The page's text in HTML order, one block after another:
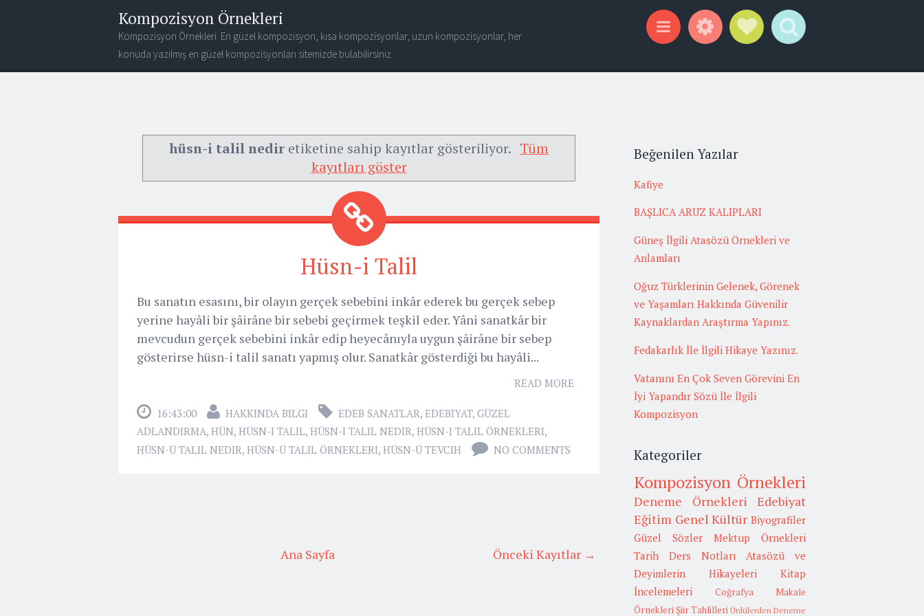
Kompozisyon Örnekleri
Kompozisyon Örnekleri. En güzel kompozisyon, kısa kompozisyonlar, uzun kompozisyonlar, her
konuda yazılmış en güzel kompozisyonları sitemizde bulabilirsiniz.
hüsn-i talil nedir etiketine sahip kayıtlar gösteriliyor. Tüm
kayıtları göster
Hüsn-i Talil
Bu sanatın esasını, bir olayın gerçek sebebini inkâr ederek bu gerçek sebep
yerine hayâli bir şâirâne bir sebebi geçirmek teşkil eder. Yâni sanatkâr bir
mevcudun gerçek sebebini inkâr edip heyecânıyla uygun şâirâne bir sebep
gösterirse hüsn-i talil sanatı yapmış olur. Sanatkâr gösterdiği bu hayâli...
READ MORE
16:43:00 HAKKINDA BILGI EDEB SANATLAR, EDEBIYAT, GÜZEL
ADLANDIRMA, HÜN, HÜSN-I TALIL, HÜSN-I TALIL NEDIR, HÜSN-I TALIL ÖRNEKLERI,
HÜSN-Ü TALIL NEDIR, HÜSN-Ü TALIL ÖRNEKLERI, HÜSN-Ü TEVCIH NO COMMENTS
Önceki Kayıtlar →
Ana Sayfa
Beğenilen Yazılar
Kafiye
BAŞLICA ARUZ KALIPLARI
Güneş İlgili Atasözü Örnekleri ve
Anlamları
Oğuz Türklerinin Gelenek, Görenek
ve Yaşamları Hakkında Güvenilir
Kaynaklardan Araştırma Yapınız.
Fedakarlık İle İlgili Hikaye Yazınız.
Vatanını En Çok Seven Görevini En
İyi Yapandır Sözü İle İlgili
Kompozisyon
Kategoriler
Kompozisyon Örnekleri
Deneme Örnekleri
Edebiyat
Eğitim Genel Kültür Biyografiler
Güzel Sözler
Mektup Örnekleri
Tarih
Ders Notları
Atasözü ve
Deyimlerin Hikayeleri
Kitap
İncelemeleri
Coğrafya
Makale
Örnekleri Şiir Tahlilleri Ünlülerden Deneme